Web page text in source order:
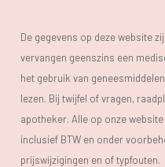
De gegevens op deze website
vervangen geenszins een
het gebruik van
lezen. Bij twijfel of vragen,
apotheker. Alle op onze
inclusief BTW en onder
prijswijzigingen en of typfouten.